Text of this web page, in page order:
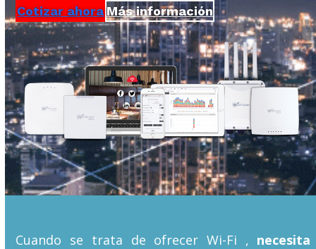
Cotizar ahora Más información
Cuando se trata de ofrecer Wi-Fi , necesita